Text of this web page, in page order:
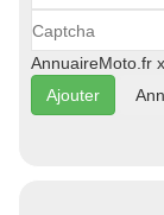
AnnuaireMoto.fr